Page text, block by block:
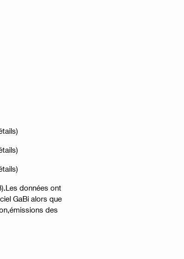
données ont
GaBi alors que
des